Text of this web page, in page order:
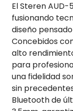
El Steren
fusionando
diseño
Concebidos
alto
para
una fidelidad
sin
Bluetooth de